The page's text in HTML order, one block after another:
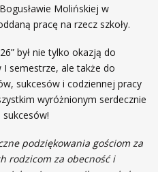
Molińskiej w
pracę na rzecz szkoły.
był nie tylko okazją do
I semestrze, ale także do
sukcesów i codziennej pracy
wyróżnionym serdecznie
podziękowania gościom za
rodzicom za obecność i